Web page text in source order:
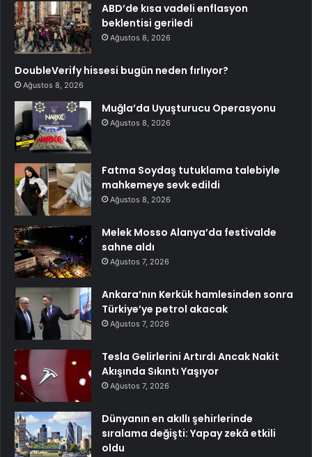
ABD’de kısa vadeli enflasyon
beklentisi geriledi
Ağustos 8, 2026
DoubleVerify hissesi bugün neden fırlıyor?
Ağustos 8, 2026
Muğla’da Uyuşturucu Operasyonu
Ağustos 8, 2026
Fatma Soydaş tutuklama talebiyle
mahkemeye sevk edildi
Ağustos 8, 2026
Melek Mosso Alanya’da festivalde
sahne aldı
Ağustos 7, 2026
Ankara’nın Kerkük hamlesinden sonra
Türkiye’ye petrol akacak
Ağustos 7, 2026
Tesla Gelirlerini Artırdı Ancak Nakit
Akışında Sıkıntı Yaşıyor
Ağustos 7, 2026
Dünyanın en akıllı şehirlerinde
sıralama değişti: Yapay zekâ etkili
oldu